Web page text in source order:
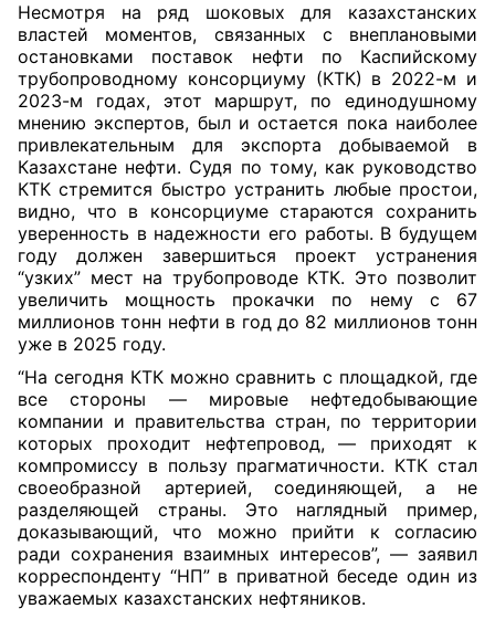
Несмотря на ряд шоковых для казахстанских
властей моментов, связанных с внеплановыми
остановками поставок нефти по Каспийскому
трубопроводному консорциуму (КТК) в 2022-м и
2023-м годах, этот маршрут, по единодушному
мнению экспертов, был и остается пока наиболее
привлекательным для экспорта добываемой в
Казахстане нефти. Судя по тому, как руководство
КТК стремится быстро устранить любые простои,
видно, что в консорциуме стараются сохранить
уверенность в надежности его работы. В будущем
году должен завершиться проект устранения
“узких” мест на трубопроводе КТК. Это позволит
увеличить мощность прокачки по нему с 67
миллионов тонн нефти в год до 82 миллионов тонн
уже в 2025 году.
“На сегодня КТК можно сравнить с площадкой, где
все стороны — мировые нефтедобывающие
компании и правительства стран, по территории
которых проходит нефтепровод, — приходят к
компромиссу в пользу прагматичности. КТК стал
своеобразной артерией, соединяющей, а не
разделяющей страны. Это наглядный пример,
доказывающий, что можно прийти к согласию
ради сохранения взаимных интересов”, — заявил
корреспонденту “НП” в приватной беседе один из
уважаемых казахстанских нефтяников.